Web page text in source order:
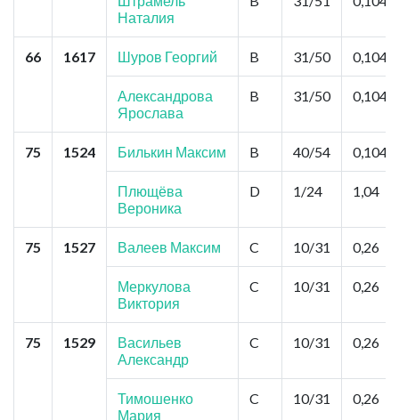
Наталия
66 1617 Шуров Георгий B 31/50 0,104
Александрова
Ярослава
B 31/50 0,104
75 1524 Билькин Максим B 40/54 0,104
Плющёва
Вероника
D 1/24 1,04
75 1527 Валеев Максим C 10/31 0,26
Меркулова
Виктория
C 10/31 0,26
75 1529
Васильев
Александр
C 10/31 0,26
Тимошенко
Мария
C 10/31 0,26